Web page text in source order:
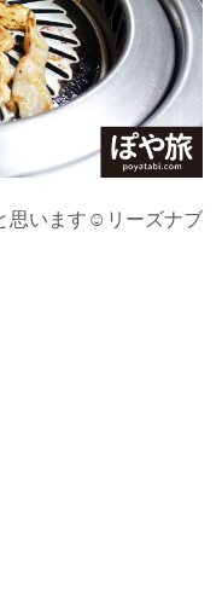
思います☺リーズナブ